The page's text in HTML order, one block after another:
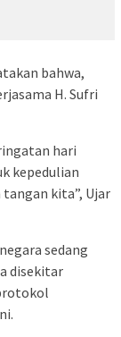
bahwa,
H. Sufri
hari
kepedulian
kita”, Ujar
sedang
disekitar